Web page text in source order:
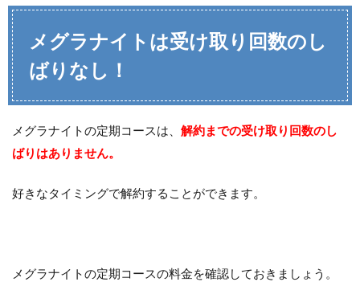
メグラナイトは受け取り回数のし
ばりなし！
メグラナイトの定期コースは、 解約までの受け取り回数のし
ばりはありません。
好きなタイミングで解約することができます。
メグラナイトの定期コースの料金を確認しておきましょう。